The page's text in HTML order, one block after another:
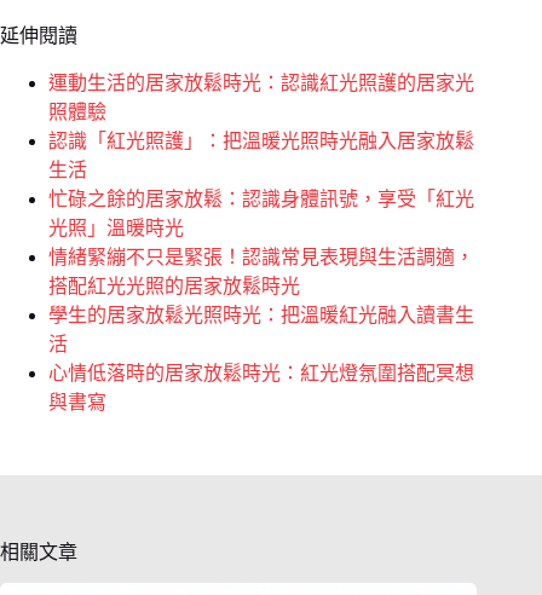
延伸閱讀
運動生活的居家放鬆時光：認識紅光照護的居家光
照體驗
認識「紅光照護」：把溫暖光照時光融入居家放鬆
生活
忙碌之餘的居家放鬆：認識身體訊號，享受「紅光
光照」溫暖時光
情緒緊繃不只是緊張！認識常見表現與生活調適，
搭配紅光光照的居家放鬆時光
學生的居家放鬆光照時光：把溫暖紅光融入讀書生
活
心情低落時的居家放鬆時光：紅光燈氛圍搭配冥想
與書寫
相關文章